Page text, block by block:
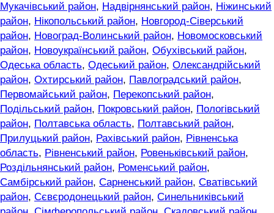
Мукачівський район, Надвірнянський район, Ніжинський
район, Нікопольський район, Новгород-Сіверський
район, Новоград-Волинський район, Новомосковський
район, Новоукраїнський район, Обухівський район,
Одеська область, Одеський район, Олександрійський
район, Охтирський район, Павлоградський район,
Первомайський район, Перекопський район,
Подільський район, Покровський район, Пологівський
район, Полтавська область, Полтавський район,
Прилуцький район, Рахівський район, Рівненська
область, Рівненський район, Ровеньківський район,
Роздільнянський район, Роменський район,
Самбірський район, Сарненський район, Сватівський
район, Сєвєродонецький район, Синельниківський